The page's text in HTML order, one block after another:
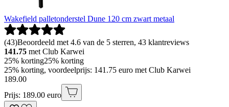
Wakefield palletonderstel Dune 120 cm zwart metaal
(43)Beoordeeld met 4.6 van de 5 sterren, 43 klantreviews
141.75 met Club Karwei
25% korting25% korting
25% korting, voordeelprijs: 141.75 euro met Club Karwei
189.00
Prijs: 189.00 euro